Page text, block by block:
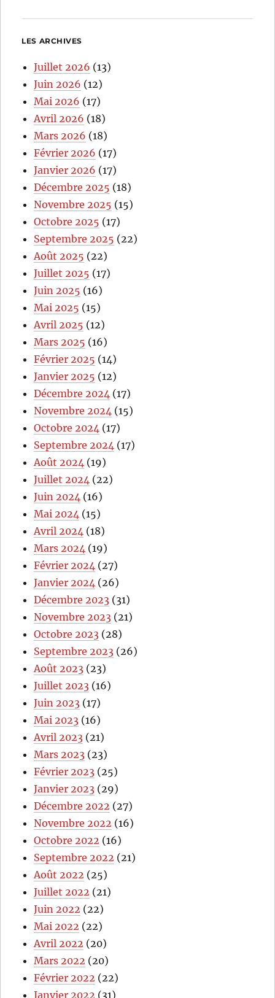
LES ARCHIVES
Juillet 2026 (13)
Juin 2026 (12)
Mai 2026 (17)
Avril 2026 (18)
Mars 2026 (18)
Février 2026 (17)
Janvier 2026 (17)
Décembre 2025 (18)
Novembre 2025 (15)
Octobre 2025 (17)
Septembre 2025 (22)
Août 2025 (22)
Juillet 2025 (17)
Juin 2025 (16)
Mai 2025 (15)
Avril 2025 (12)
Mars 2025 (16)
Février 2025 (14)
Janvier 2025 (12)
Décembre 2024 (17)
Novembre 2024 (15)
Octobre 2024 (17)
Septembre 2024 (17)
Août 2024 (19)
Juillet 2024 (22)
Juin 2024 (16)
Mai 2024 (15)
Avril 2024 (18)
Mars 2024 (19)
Février 2024 (27)
Janvier 2024 (26)
Décembre 2023 (31)
Novembre 2023 (21)
Octobre 2023 (28)
Septembre 2023 (26)
Août 2023 (23)
Juillet 2023 (16)
Juin 2023 (17)
Mai 2023 (16)
Avril 2023 (21)
Mars 2023 (23)
Février 2023 (25)
Janvier 2023 (29)
Décembre 2022 (27)
Novembre 2022 (16)
Octobre 2022 (16)
Septembre 2022 (21)
Août 2022 (25)
Juillet 2022 (21)
Juin 2022 (22)
Mai 2022 (22)
Avril 2022 (20)
Mars 2022 (20)
Février 2022 (22)
Janvier 2022 (31)